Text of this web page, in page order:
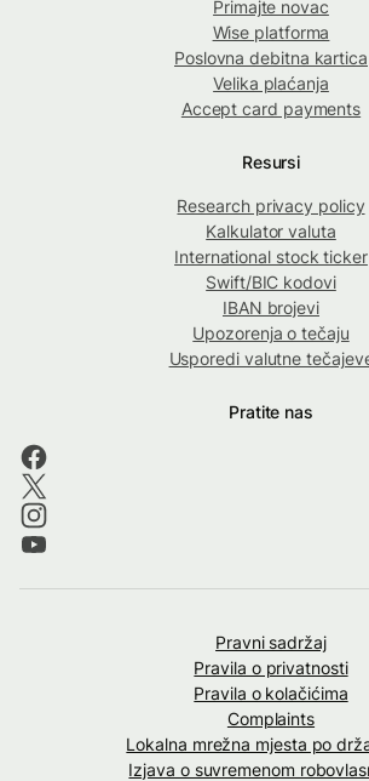
Primajte novac
Wise platforma
Poslovna debitna kartica
Velika plaćanja
Accept card payments
Resursi
Research privacy policy
Kalkulator valuta
International stock ticker
Swift/BIC kodovi
IBAN brojevi
Upozorenja o tečaju
Usporedi valutne
Pratite nas
Pravni sadržaj
Pravila o privatnosti
Pravila o kolačićima
Complaints
Lokalna mrežna mjesta po
Izjava o suvremenom